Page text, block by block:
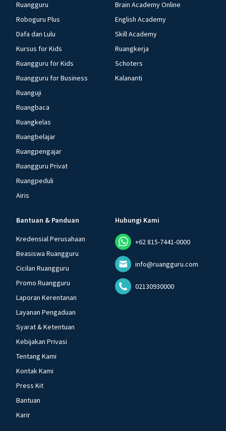
Ruangguru
Roboguru Plus
Dafa dan Lulu
Kursus for Kids
Ruangguru for Kids
Ruangguru for Business
Ruanguji
Ruangbaca
Ruangkelas
Ruangbelajar
Ruangpengajar
Ruangguru Privat
Ruangpeduli
Airis
Brain Academy Online
English Academy
Skill Academy
Ruangkerja
Schoters
Kalananti
Bantuan & Panduan
Kredensial Perusahaan
Beasiswa Ruangguru
Cicilan Ruangguru
Promo Ruangguru
Laporan Kerentanan
Layanan Pengaduan
Syarat & Ketentuan
Kebijakan Privasi
Tentang Kami
Kontak Kami
Press Kit
Bantuan
Karir
Hubungi Kami
+62 815-7441-0000
info@ruangguru.com
02130930000